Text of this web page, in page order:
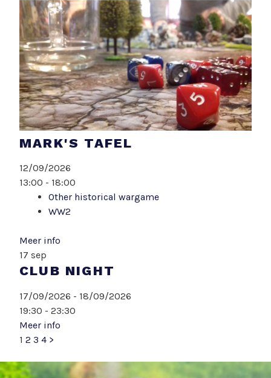
MARK'S TAFEL
12/09/2026
13:00 - 18:00
Other historical wargame
WW2
Meer info
17 sep
CLUB NIGHT
17/09/2026 - 18/09/2026
19:30 - 23:30
Meer info
1 2 3 4 >